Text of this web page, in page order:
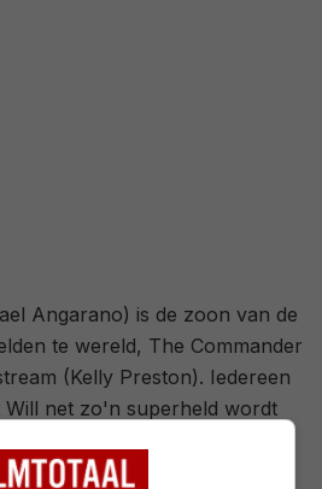
Angarano) is de zoon van de
te wereld, The Commander
(Kelly Preston). Iedereen
net zo'n superheld wordt
hij naar de bijzondere
de nieuwe generatie